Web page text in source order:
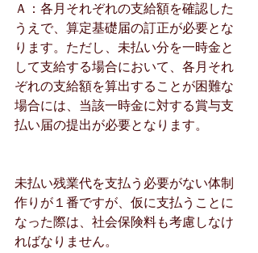
Ａ：各月それぞれの支給額を確認した
うえで、算定基礎届の訂正が必要とな
ります。ただし、未払い分を一時金と
して支給する場合において、各月それ
ぞれの支給額を算出することが困難な
場合には、当該一時金に対する賞与支
払い届の提出が必要となります。
未払い残業代を支払う必要がない体制
作りが１番ですが、仮に支払うことに
なった際は、社会保険料も考慮しなけ
ればなりません。